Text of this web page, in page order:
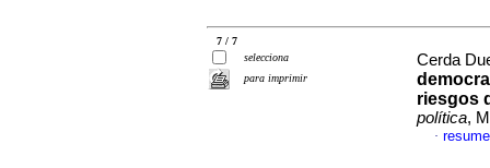
7 / 7
selecciona
para imprimir
Cerda
riesgos
política,
·